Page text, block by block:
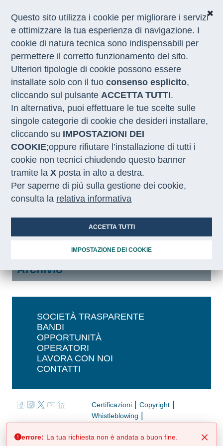
CHI SIAMO
COSA FACCIAMO
I NOSTRI SERVIZI
MEDIA
CON LE REGIONI
Home / Bandi / Archivio
Indietro
Errore
errore: L'utente non è stato trovato.
Gare in Evidenza
Bandi in corso
Archivio
SOCIETÀ TRASPARENTE
BANDI
OPPORTUNITÀ
OPERATORI
LAVORA CON NOI
CONTATTI
Certificazioni Copyright
Whistleblowing
| |
Dichiarazione di accessibilità
Questo sito utilizza i cookie per migliorare i servizi
e ottimizzare la tua esperienza di navigazione. I
cookie di natura tecnica sono indispensabili per
permettere il corretto funzionamento del sito.
Ulteriori tipologie di cookie possono essere
installate solo con il tuoconsenso esplicito,
cliccando sul pulsanteACCETTA TUTTI.
In alternativa, puoi effettuare le tue scelte sulle
singole categorie di cookie che desideri installare,
cliccando su IMPOSTAZIONI DEI
COOKIE;oppure rifiutare l’installazione di tutti i
cookie non tecnici chiudendo questo banner
tramite laX posta in alto a destra.
Per saperne di più sulla gestione dei cookie,
consulta la relativa informativa
ACCETTA TUTTI
IMPOSTAZIONE DEI COOKIE
errore: La tua richiesta non è andata a buon fine.